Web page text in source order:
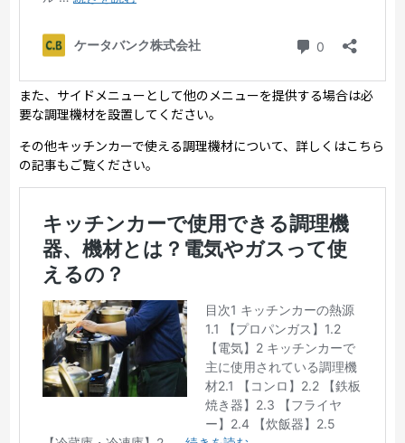
また、サイドメニューとして他のメニューを提供する場合は必
要な調理機材を設置してください。
その他キッチンカーで使える調理機材について、詳しくはこちら
の記事もご覧ください。